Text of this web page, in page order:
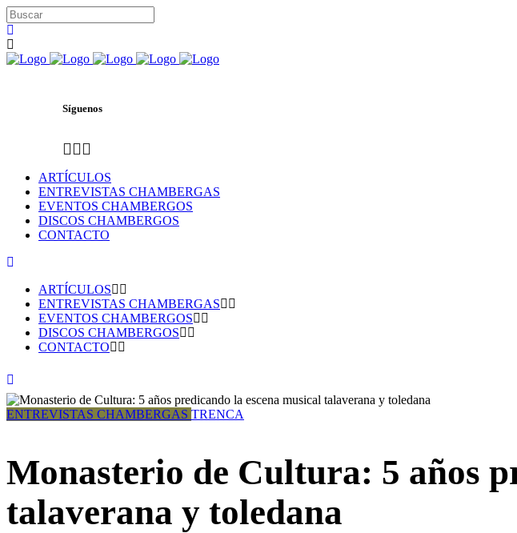
Síguenos
ARTÍCULOS
ENTREVISTAS CHAMBERGAS
EVENTOS CHAMBERGOS
DISCOS CHAMBERGOS
CONTACTO
ARTÍCULOS
ENTREVISTAS CHAMBERGAS
EVENTOS CHAMBERGOS
DISCOS CHAMBERGOS
CONTACTO
ENTREVISTAS CHAMBERGAS TRENCA
Monasterio de Cultura: 5 años
talaverana y toledana